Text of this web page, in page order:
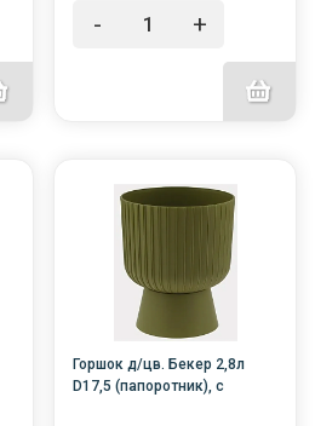
- +
Горшок д/цв. Бекер 2,8л
D17,5 (папоротник), с